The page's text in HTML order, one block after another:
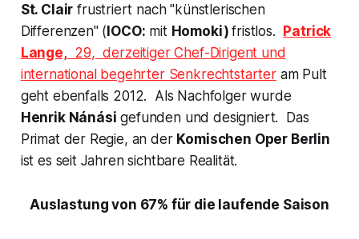
St. Clair frustriert nach "künstlerischen
Differenzen" (IOCO: mit Homoki)fristlos. Patrick
Lange,29, derzeitiger Chef-Dirigent und
international begehrter Senkrechtstarteram Pult
geht ebenfalls 2012. Als Nachfolger wurde
Henrik Nánási gefunden und designiert. Das
Primat der Regie, an der Komischen Oper Berlin
ist es seit Jahren sichtbare Realität.
Auslastung von 67% für die laufende Saison